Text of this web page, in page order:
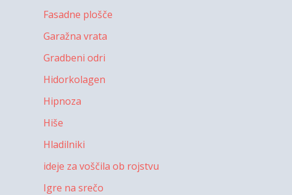
Fasadne plošče
Garažna vrata
Gradbeni odri
Hidorkolagen
Hipnoza
Hiše
Hladilniki
ideje za voščila ob rojstvu
Igre na srečo